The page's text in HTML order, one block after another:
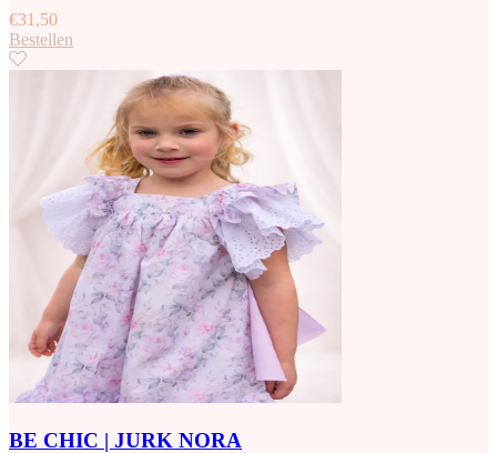
€31,50
Bestellen
BE CHIC | JURK NORA